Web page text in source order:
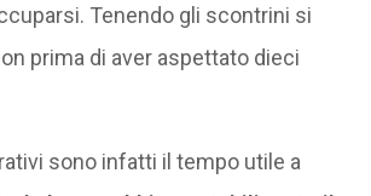
Tenendo gli scontrini si
prima di aver aspettato dieci
sono infatti il tempo utile a